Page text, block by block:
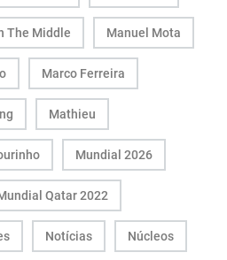
The Middle Manuel Mota
Marco Ferreira
Mathieu
Mundial 2026
Qatar 2022
Notícias Núcleos